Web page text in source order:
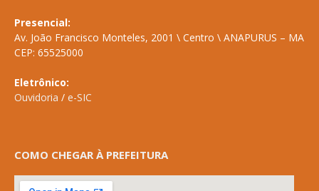
Presencial:
Av. João Francisco Monteles, 2001 \ Centro \ ANAPURUS – MA
CEP: 65525000
Eletrônico:
Ouvidoria / e-SIC
COMO CHEGAR À PREFEITURA